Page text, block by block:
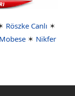
Röszke Canlı ✶
✶ Nikfer